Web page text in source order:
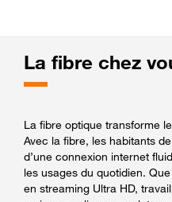
La fibre chez
La fibre optique transforme
Avec la fibre, les habitants
d’une connexion internet
les usages du quotidien.
en streaming Ultra HD,